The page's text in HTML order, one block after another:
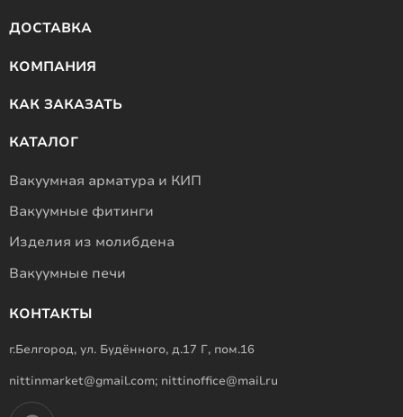
ДОСТАВКА
КОМПАНИЯ
КАК ЗАКАЗАТЬ
КАТАЛОГ
Вакуумная арматура и КИП
Вакуумные фитинги
Изделия из молибдена
Вакуумные печи
КОНТАКТЫ
г.Белгород, ул. Будённого, д.17 Г, пом.16
nittinmarket@gmail.com; nittinoffice@mail.ru